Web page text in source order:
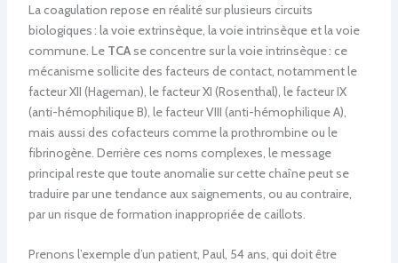
La coagulation repose en réalité sur plusieurs circuits
biologiques : la voie extrinsèque, la voie intrinsèque et la voie
commune. Le TCAse concentre sur la voie intrinsèque : ce
mécanisme sollicite des facteurs de contact, notamment le
facteur XII (Hageman), le facteur XI (Rosenthal), le facteur IX
(anti-hémophilique B), le facteur VIII (anti-hémophilique A),
mais aussi des cofacteurs comme la prothrombine ou le
fibrinogène. Derrière ces noms complexes, le message
principal reste que toute anomalie sur cette chaîne peut se
traduire par une tendance aux saignements, ou au contraire,
par un risque de formation inappropriée de caillots.
Prenons l’exemple d’un patient, Paul, 54 ans, qui doit être